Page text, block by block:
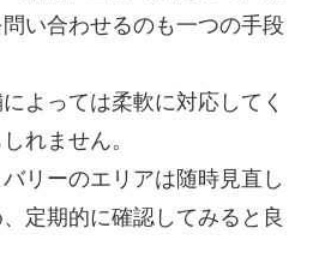
い合わせるのも一つの手段
よっては柔軟に対応してく
れません。
リーのエリアは随時見直し
定期的に確認してみると良